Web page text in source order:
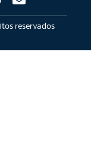
reservados